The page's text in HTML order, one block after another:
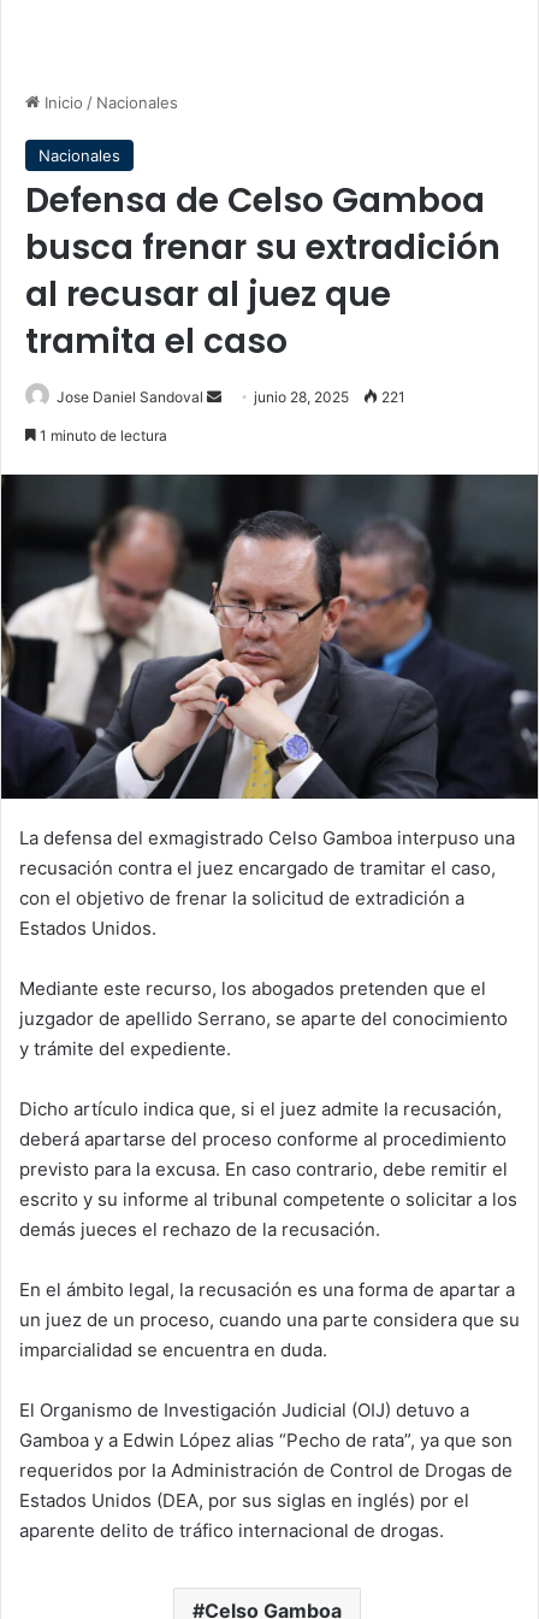
Inicio / Nacionales
Nacionales
Defensa de Celso Gamboa
busca frenar su extradición
al recusar al juez que
tramita el caso
Jose Daniel Sandoval
Sendjunio 28, 2025 221
1 minuto de lectura
La defensa del exmagistrado Celso Gamboa interpuso una
recusación contra el juez encargado de tramitar el caso,
con el objetivo de frenar la solicitud de extradición a
Estados Unidos.
Mediante este recurso, los abogados pretenden que el
juzgador de apellido Serrano, se aparte del conocimiento
y trámite del expediente.
Dicho artículo indica que, si el juez admite la recusación,
deberá apartarse del proceso conforme al procedimiento
previsto para la excusa. En caso contrario, debe remitir el
escrito y su informe al tribunal competente o solicitar a los
demás jueces el rechazo de la recusación.
En el ámbito legal, la recusación es una forma de apartar a
un juez de un proceso, cuando una parte considera que su
imparcialidad se encuentra en duda.
El Organismo de Investigación Judicial (OIJ) detuvo a
Gamboa y a Edwin López alias “Pecho de rata”, ya que son
requeridos por la Administración de Control de Drogas de
Estados Unidos (DEA, por sus siglas en inglés) por el
aparente delito de tráfico internacional de drogas.
Celso Gamboa